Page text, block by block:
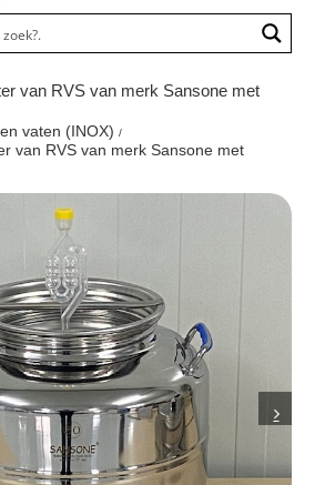
van RVS van merk Sansone met
vaten (INOX)
van RVS van merk Sansone met